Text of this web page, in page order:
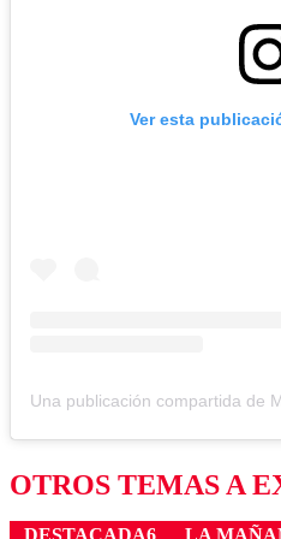
Ver esta
OTROS TEMAS A